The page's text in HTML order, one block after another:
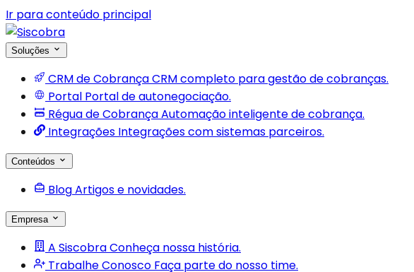
Ir para conteúdo principal
Soluções
CRM de CobrançaCRM completo para gestão de cobranças.
Portal Portal de autonegociação.
Régua de CobrançaAutomação inteligente de cobrança.
Integrações Integrações com sistemas parceiros.
Conteúdos
BlogArtigos e novidades.
Empresa
A SiscobraConheça nossa história.
Trabalhe Conosco Faça parte do nosso time.